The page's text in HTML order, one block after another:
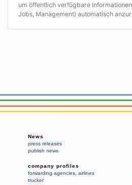
um öffentlich verfügbare
Jobs, Management) automatisch
News
press releases
publish news
company profiles
forwarding agencies airlines
trucker